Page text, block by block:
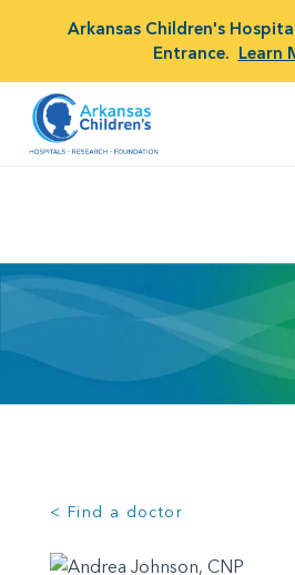
Arkansas Children's
Entrance. Learn
< Find a doctor